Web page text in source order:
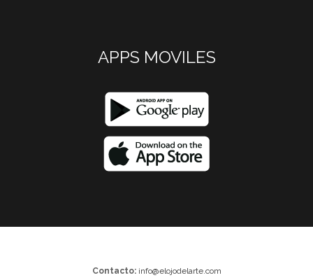
APPS MOVILES
Contacto: info@elojodelarte.com